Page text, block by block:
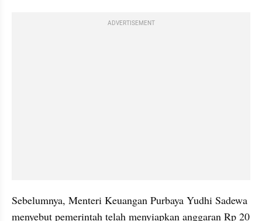
ADVERTISEMENT
Sebelumnya, Menteri Keuangan Purbaya Yudhi Sadewa
menyebut pemerintah telah menyiapkan anggaran Rp 20